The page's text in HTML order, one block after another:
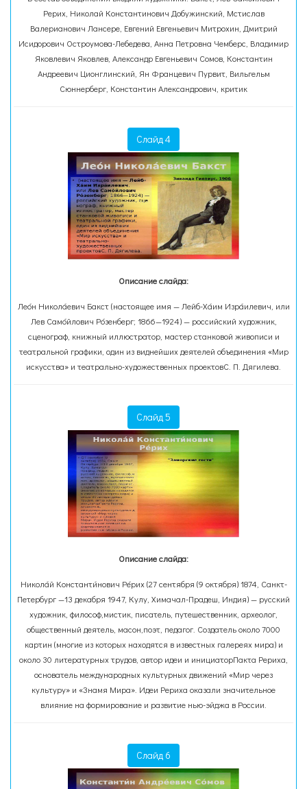
Рерих, Николай Константинович Добужинский, Мстислав
Валерианович Лансере, Евгений Евгеньевич Митрохин, Дмитрий
Исидорович Остроумова-Лебедева, Анна Петровна Чемберс, Владимир
Яковлевич Яковлев, Александр Евгеньевич Сомов, Константин
Андреевич Ционглинский, Ян Францевич Пурвит, Вильгельм
Сюннерберг, Константин Александрович, критик
Слайд 4
Описание слайда:
Лео́н Никола́евич Бакст (настоящее имя — Лейб-Ха́им Изра́илевич, или
Лев Само́йлович Ро́зенберг; 1866—1924) — российский художник,
сценограф, книжный иллюстратор, мастер станковой живописи и
театральной графики, один из виднейших деятелей объединения «Мир
искусства» и театрально-художественных проектовС. П. Дягилева.
Слайд 5
Описание слайда:
Никола́й Константи́нович Ре́рих (27 сентября (9 октября) 1874, Санкт-
Петербург —13 декабря 1947, Кулу, Химачал-Прадеш, Индия) — русский
художник, философ,мистик, писатель, путешественник, археолог,
общественный деятель, масон,поэт, педагог. Создатель около 7000
картин (многие из которых находятся в известных галереях мира) и
около 30 литературных трудов, автор идеи и инициаторПакта Рериха,
основатель международных культурных движений «Мир через
культуру» и «Знамя Мира». Идеи Рериха оказали значительное
влияние на формирование и развитие нью-эйджа в России.
Слайд 6